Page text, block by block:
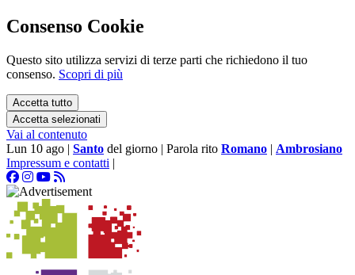
Consenso Cookie
Questo sito utilizza servizi di terze parti che richiedono il tuo
consenso. Scopri di più
Accetta tutto
Accetta selezionati
Vai al contenuto
Lun 10 ago | Santo del giorno | Parola rito Romano | Ambrosiano
Impressum e contatti |